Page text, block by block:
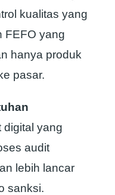
kualitas yang
FEFO yang
hanya produk
pasar.
digital yang
audit
lebih lancar
sanksi.